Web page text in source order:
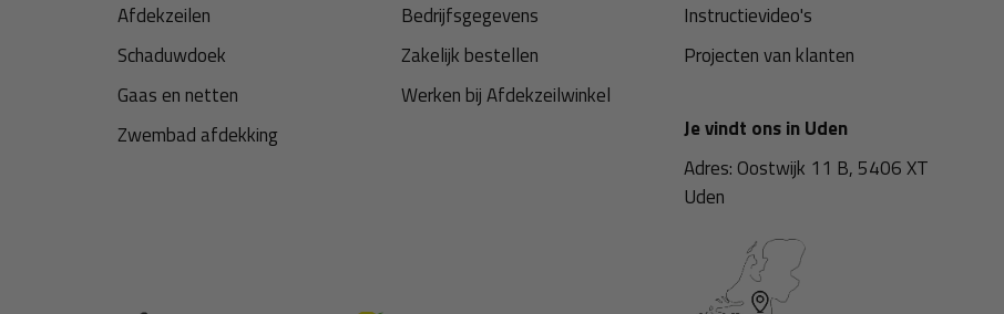
Afdekzeilen
Schaduwdoek
Gaas en netten
Zwembad afdekking
Bedrijfsgegevens
Zakelijk bestellen
Werken bij Afdekzeilwinkel
Instructievideo's
Projecten van klanten
Je vindt ons in Uden
Adres: Oostwijk 11 B, 5406 XT
Uden